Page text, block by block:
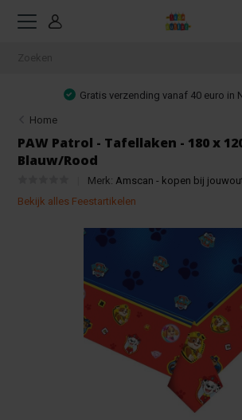
Gratis verzending vanaf 40 euro in
Home
PAW Patrol - Tafellaken - 180 x
Blauw/Rood
Merk: Amscan - kopen bij
Bekijk alles Feestartikelen